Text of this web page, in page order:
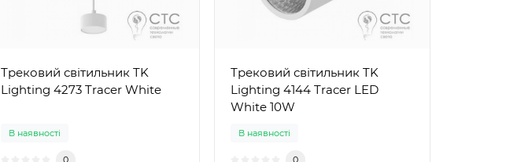
Трековий світильник TK
Lighting 4273 Tracer White
В наявності
0
Трековий світильник TK
Lighting 4144 Tracer LED
White 10W
В наявності
0